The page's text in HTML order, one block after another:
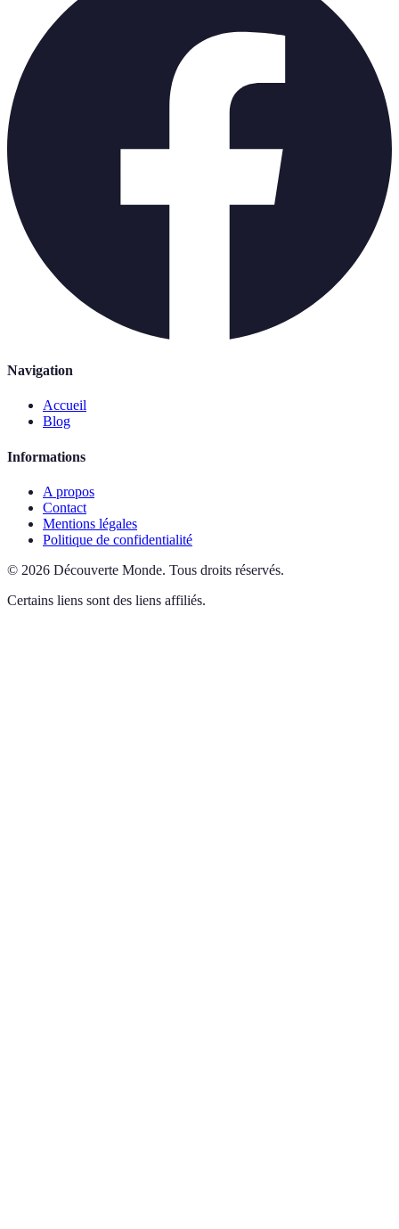
Navigation
Accueil
Blog
Informations
A propos
Contact
Mentions légales
Politique de confidentialité
© 2026 Découverte Monde. Tous droits réservés.
Certains liens sont des liens affiliés.